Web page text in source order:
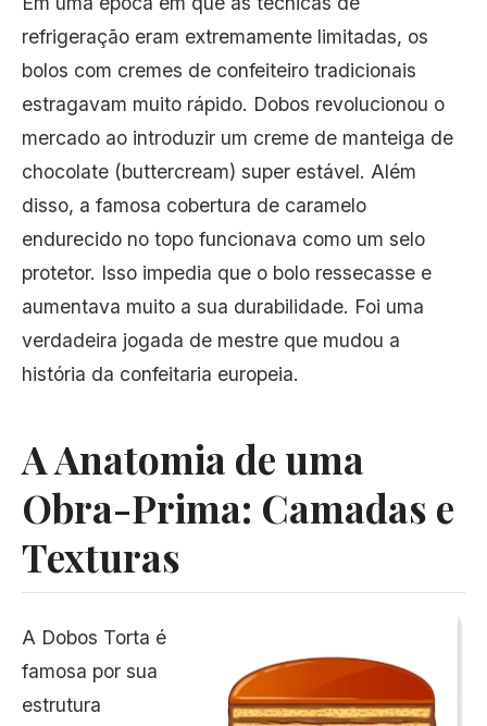
refrigeração eram extremamente limitadas, os
bolos com cremes de confeiteiro tradicionais
estragavam muito rápido. Dobos revolucionou o
mercado ao introduzir um creme de manteiga de
chocolate (buttercream) super estável. Além
disso, a famosa cobertura de caramelo
endurecido no topo funcionava como um selo
protetor. Isso impedia que o bolo ressecasse e
aumentava muito a sua durabilidade. Foi uma
verdadeira jogada de mestre que mudou a
história da confeitaria europeia.
A Anatomia de uma
Obra-Prima: Camadas e
Texturas
A Dobos Torta é
famosa por sua
estrutura